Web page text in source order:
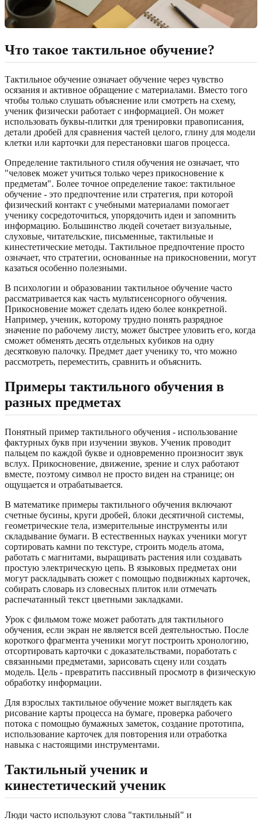
Что такое тактильное обучение?
Тактильное обучение означает обучение через чувство
осязания и активное обращение с материалами. Вместо того
чтобы только слушать объяснение или смотреть на схему,
ученик физически работает с информацией. Он может
использовать буквы-плитки для тренировки правописания,
детали дробей для сравнения частей целого, глину для модели
клетки или карточки для перестановки шагов процесса.
Определение тактильного стиля обучения не означает, что
"человек может учиться только через прикосновение к
предметам". Более точное определение такое: тактильное
обучение - это предпочтение или стратегия, при которой
физический контакт с учебными материалами помогает
ученику сосредоточиться, упорядочить идеи и запомнить
информацию. Большинство людей сочетает визуальные,
слуховые, читательские, письменные, тактильные и
кинестетические методы. Тактильное предпочтение просто
означает, что стратегии, основанные на прикосновении, могут
казаться особенно полезными.
В психологии и образовании тактильное обучение часто
рассматривается как часть мультисенсорного обучения.
Прикосновение может сделать идею более конкретной.
Например, ученик, которому трудно понять разрядное
значение по рабочему листу, может быстрее уловить его, когда
сможет обменять десять отдельных кубиков на одну
десятковую палочку. Предмет дает ученику то, что можно
рассмотреть, переместить, сравнить и объяснить.
Примеры тактильного обучения в
разных предметах
Понятный пример тактильного обучения - использование
фактурных букв при изучении звуков. Ученик проводит
пальцем по каждой букве и одновременно произносит звук
вслух. Прикосновение, движение, зрение и слух работают
вместе, поэтому символ не просто виден на странице; он
ощущается и отрабатывается.
В математике примеры тактильного обучения включают
счетные бусины, круги дробей, блоки десятичной системы,
геометрические тела, измерительные инструменты или
складывание бумаги. В естественных науках ученики могут
сортировать камни по текстуре, строить модель атома,
работать с магнитами, выращивать растения или создавать
простую электрическую цепь. В языковых предметах они
могут раскладывать сюжет с помощью подвижных карточек,
собирать словарь из словесных плиток или отмечать
распечатанный текст цветными закладками.
Урок с фильмом тоже может работать для тактильного
обучения, если экран не является всей деятельностью. После
короткого фрагмента ученики могут построить хронологию,
отсортировать карточки с доказательствами, поработать с
связанными предметами, зарисовать сцену или создать
модель. Цель - превратить пассивный просмотр в физическую
обработку информации.
Для взрослых тактильное обучение может выглядеть как
рисование карты процесса на бумаге, проверка рабочего
потока с помощью бумажных заметок, создание прототипа,
использование карточек для повторения или отработка
навыка с настоящими инструментами.
Тактильный ученик и
кинестетический ученик
Люди часто используют слова "тактильный" и